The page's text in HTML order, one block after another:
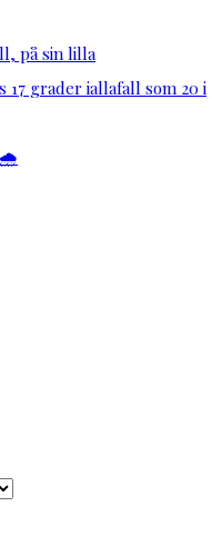
på sin lilla
grader iallafall som 20 i
🌧️